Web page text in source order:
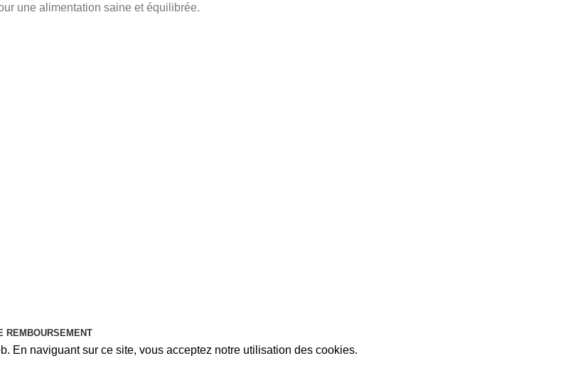
une alimentation saine et équilibrée.
REMBOURSEMENT
En naviguant sur ce site, vous acceptez notre utilisation des cookies.